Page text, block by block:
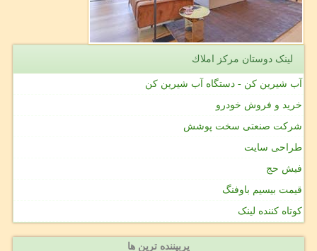
لینک دوستان مركز املاك
آب شیرین کن - دستگاه آب شیرین کن
خرید و فروش خودرو
شرکت صنعتی سخت پوشش
طراحی سایت
فیش حج
قیمت بیسیم باوفنگ
کوتاه کننده لینک
پربیننده ترین ها